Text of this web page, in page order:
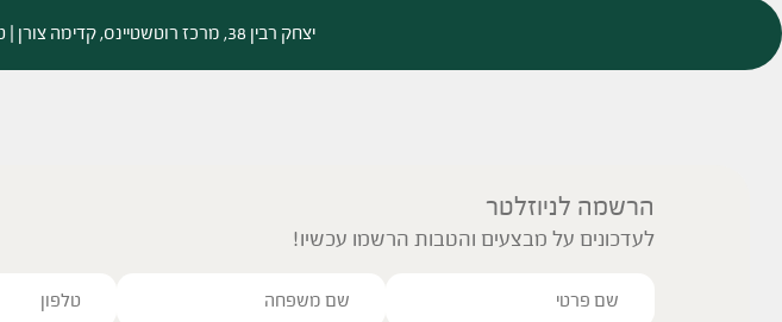
יצחק רבין 38, מרכז רוטשטיינס, קדימה צורן | טלפון: 09-8824726 | דוא”ל:
הרשמה לניוזלטר
לעדכונים על מבצעים והטבות הרשמו עכשיו!